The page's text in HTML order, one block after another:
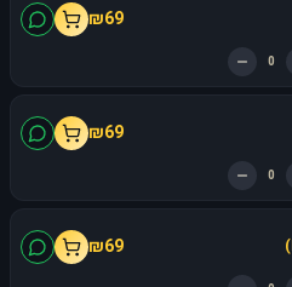
₪69
0
₪69
0
₪69